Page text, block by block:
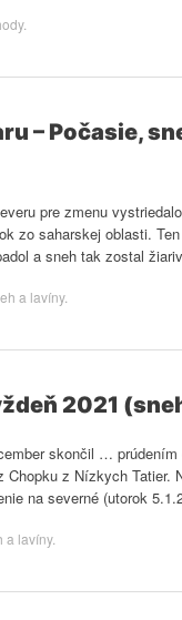
.
– Počasie,
pre zmenu
zo saharskej oblasti.
a sneh tak zostal
a lavíny.
2021
skončil …
z Nízkych Tatier.
na severné (utorok
a lavíny.